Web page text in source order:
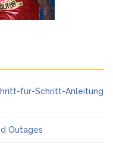
für-Schritt-Anleitung
Outages